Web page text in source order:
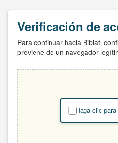
Verificación de
Para continuar hacia Biblat,
proviene de un navegador
Haga clic